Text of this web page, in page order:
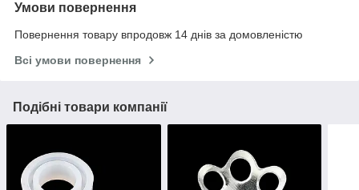
Умови повернення
Повернення товару впродовж 14 днів за домовленістю
Всі умови повернення
Подібні товари компанії